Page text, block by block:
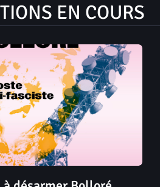
EN COURS